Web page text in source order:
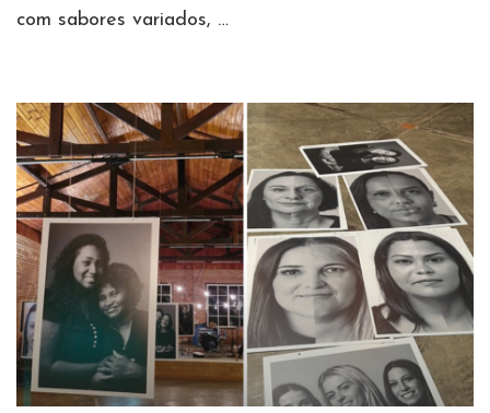
com sabores variados, …